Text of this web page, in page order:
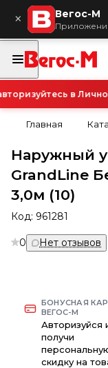
× Вегос-М
в Личном
Главная
Наружный
GrandLine
3,0м (10)
Код: 961281
0 Нет отзывов
БОНУСНАЯ
ВЕГОС-М
Авторизуйся
получи
скидку на